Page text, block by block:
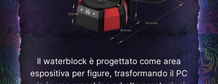
Il waterblock è progettato come area
espositiva per figure, trasformando il PC